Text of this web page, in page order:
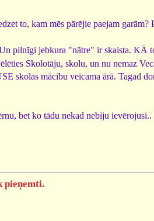
to, kam mēs pārējie paejam garām?
pilnīgi jebkura "nātre" ir skaista. KĀ
Skolotāju, skolu, un nu nemaz
skolas mācību veicama ārā. Tagad
bet ko tādu nekad nebiju
pieņemti.